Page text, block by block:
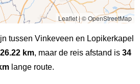
Leaflet|© OpenStreetMap
tussen Vinkeveen en Lopikerkapel
26.22 km, maar de reis afstand is 34
lange route.